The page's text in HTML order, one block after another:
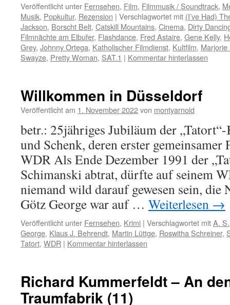
Veröffentlicht unter Fernsehen, Film, Filmmusik / Soundtrack,
Musik, Popkultur, Rezension | Verschlagwortet mit (I’ve Had)
Jackson, Borscht Belt, Catskill Mountains, Cinema, Dirty
Filmnächte am Elbufer, Flashdance, Fred Astaire, Gene Kelly,
Grey, Johnny Ortega, Katholischer Filmdienst, Kultfilm, Marjorie
Swayze, Pretty Woman, SAT.1 | Kommentar hinterlassen
Willkommen in Düsseldorf
Veröffentlicht am 1. November 2022von montyarnold
betr.: 25jähriges Jubiläum der
und Schenk, deren erster gemeinsamer
WDR Als Ende Dezember 1991 der
Schimanski abtrat, dürfte auf seinem
niemand wild darauf gewesen sein, die
Götz George war auf … Weiterlesen →
Veröffentlicht unter Fernsehen, Krimi | Verschlagwortet mitA. S.
George, Klaus J. Behrendt, Martin Lüttge, Roswitha Schreiner,
Tatort, WDR | Kommentar hinterlassen
Richard Kummerfeldt – An
Traumfabrik (11)